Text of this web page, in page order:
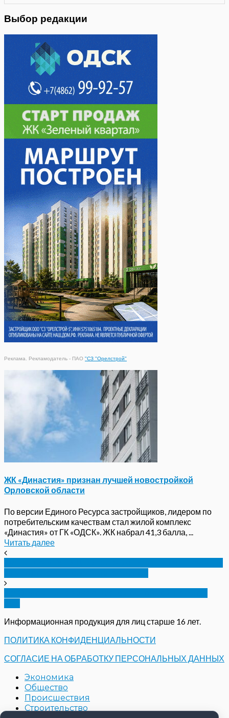
Выбор редакции
Реклама. Рекламодатель - ПАО "СЗ "Орелстрой"
ЖК «Династия» признан лучшей новостройкой
Орловской области
По версии Единого Ресурса застройщиков, лидером по
потребительским качествам стал жилой комплекс
«Династия» от ГК «ОДСК». ЖК набрал 41,3 балла, ...
Читать далее
Информационная продукция для лиц старше 16 лет.
ПОЛИТИКА КОНФИДЕНЦИАЛЬНОСТИ
СОГЛАСИЕ НА ОБРАБОТКУ ПЕРСОНАЛЬНЫХ ДАННЫХ
Экономика
Общество
Происшествия
Строительство